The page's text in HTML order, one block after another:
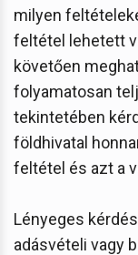
milyen
feltétel lehetett
követően
folyamatosan
tekintetében
földhivatal
feltétel és azt a
Lényeges
adásvételi vagy